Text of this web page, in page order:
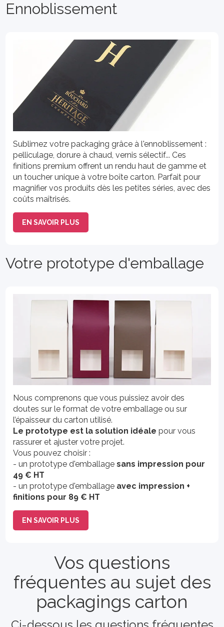
Ennoblissement
Sublimez votre packaging grâce à l'ennoblissement :
pelliculage, dorure à chaud, vernis sélectif... Ces
finitions premium offrent un rendu haut de gamme et
un toucher unique à votre boîte carton. Parfait pour
magnifier vos produits dès les petites séries, avec des
coûts maîtrisés.
EN SAVOIR PLUS
Votre prototype d'emballage
Nous comprenons que vous puissiez avoir des
doutes sur le format de votre emballage ou sur
l’épaisseur du carton utilisé.
Le prototype est la solution idéale pour vous
rassurer et ajuster votre projet.
Vous pouvez choisir :
- un prototype d'emballagesans impression pour
49 € HT
- un prototype d'emballage avec impression +
finitions pour 89 € HT
EN SAVOIR PLUS
Vos questions
fréquentes au sujet des
packagings carton